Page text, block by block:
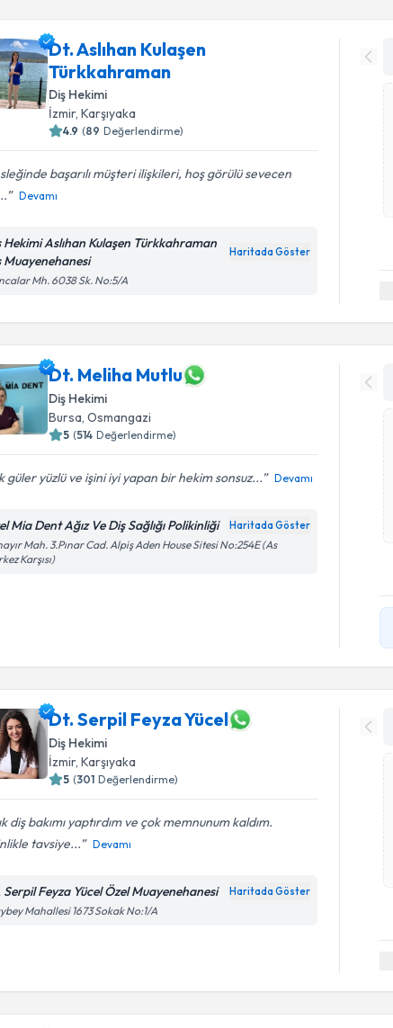
Dt. Aslıhan Kulaşen
Türkkahraman
Diş Hekimi
İzmir,Karşıyaka
4.9 (89 Değerlendirme)
başarılı müşteri ilişkileri, hoş görülü sevecen
Devamı
Hekimi Aslıhan Kulaşen Türkkahraman
Muayenehanesi
Haritada Göster
Mh. 6038 Sk. No:5/A
Dt. Meliha Mutlu
Diş Hekimi
Bursa ,Osmangazi
5 (514 Değerlendirme)
güler yüzlü ve işini iyi yapan bir hekim sonsuz... Devamı
Mia Dent Ağız Ve Diş Sağlığı Polikinliği Haritada Göster
Mah. 3.Pınar Cad. Alpiş Aden House Sitesi No:254E (As
Karşısı)
Dt. Serpil Feyza Yücel
Diş Hekimi
İzmir,Karşıyaka
5 (301 Değerlendirme)
diş bakımı yaptırdım ve çok memnunum kaldım.
tavsiye...
Devamı
Serpil Feyza Yücel Özel Muayenehanesi Haritada Göster
Mahallesi 1673 Sokak No:1/A